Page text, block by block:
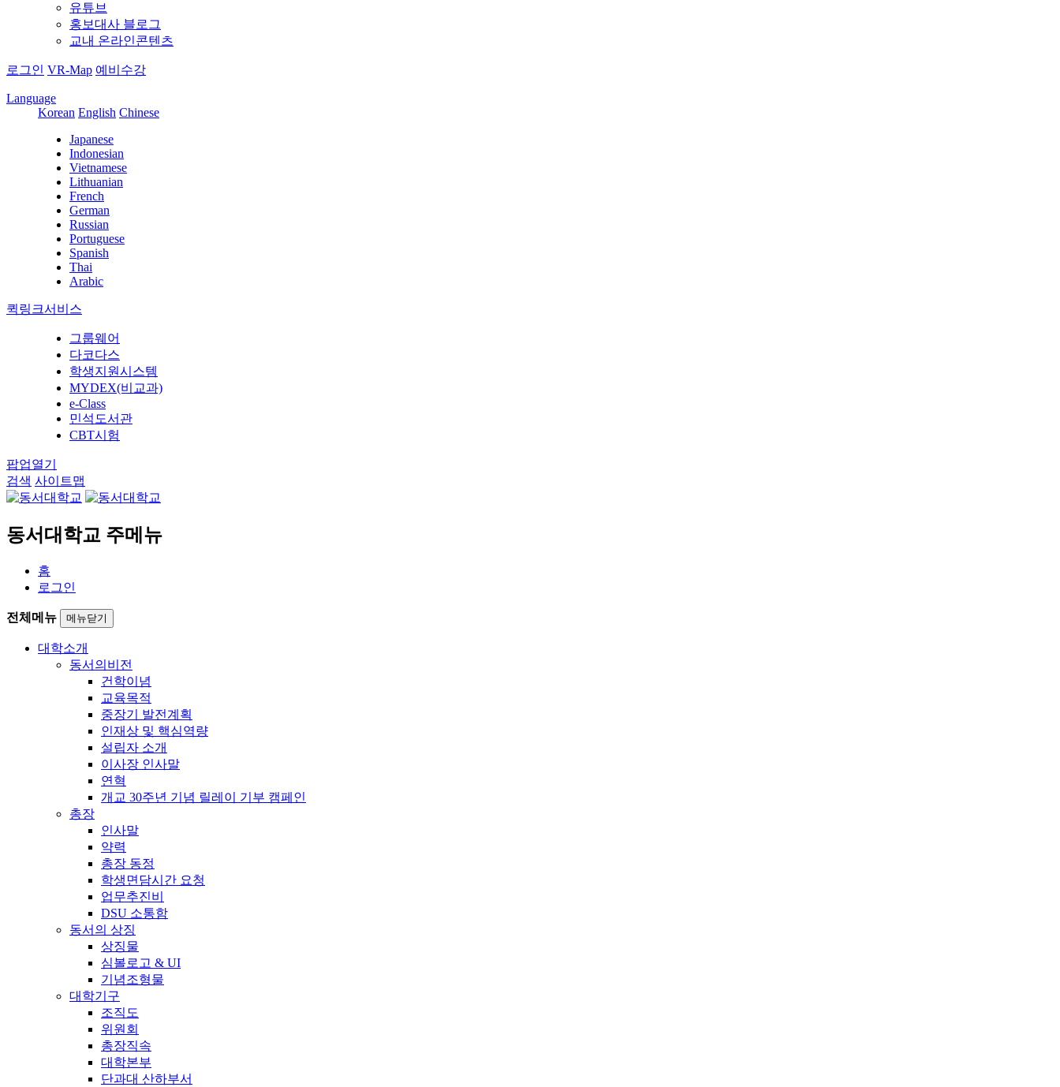
유튜브
홍보대사 블로그
교내 온라인콘텐츠
로그인 VR-Map 예비수강
Language
Korean English Chinese
Japanese
Indonesian
Vietnamese
Lithuanian
French
German
Russian
Portuguese
Spanish
Thai
Arabic
퀵링크서비스
그룹웨어
다코다스
학생지원시스템
MYDEX(비교과)
e-Class
민석도서관
CBT시험
팝업열기
검색 사이트맵
동서대학교 주메뉴
홈
로그인
전체메뉴 메뉴닫기
대학소개
동서의비전
건학이념
교육목적
중장기 발전계획
인재상 및 핵심역량
설립자 소개
이사장 인사말
연혁
개교 30주년 기념 릴레이 기부 캠페인
총장
인사말
약력
총장 동정
학생면담시간 요청
업무추진비
DSU 소통함
동서의 상징
상징물
심볼로고 & UI
기념조형물
대학기구
조직도
위원회
총장직속
대학본부
단과대 산하부서